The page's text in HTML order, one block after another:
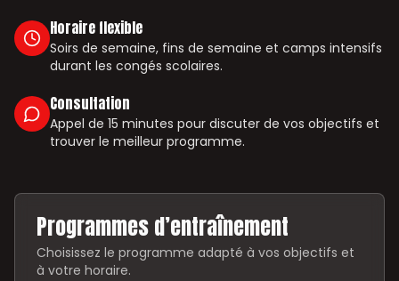
Horaire flexible
Soirs de semaine, fins de semaine et camps intensifs
durant les congés scolaires.
Consultation
Appel de 15 minutes pour discuter de vos objectifs et
trouver le meilleur programme.
Programmes d’entraînement
Choisissez le programme adapté à vos objectifs et
à votre horaire.